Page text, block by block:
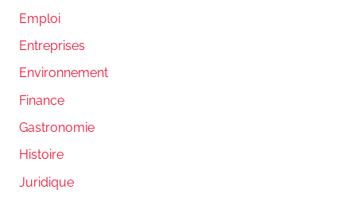
Emploi
Entreprises
Environnement
Finance
Gastronomie
Histoire
Juridique